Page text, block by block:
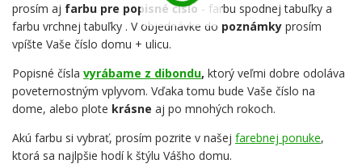
prosím aj farbu pre popisné číslo - farbu spodnej tabuľky a
farbu vrchnej tabuľky . V objednávke do poznámky prosím
vpíšte Vaše číslo domu + ulicu.
Popisné čísla vyrábame z dibondu, ktorý veľmi dobre odoláva
poveternostným vplyvom. Vďaka tomu bude Vaše číslo na
dome, alebo plote krásne aj po mnohých rokoch.
Akú farbu si vybrať, prosím pozrite v našej farebnej ponuke,
ktorá sa najlpšie hodí k štýlu Vášho domu.